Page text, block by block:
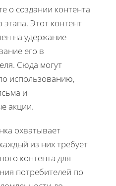
о создании контента
Этот контент
на удержание
его в
Сюда могут
использованию,
и
акции.
охватывает
из них требует
контента для
потребителей по